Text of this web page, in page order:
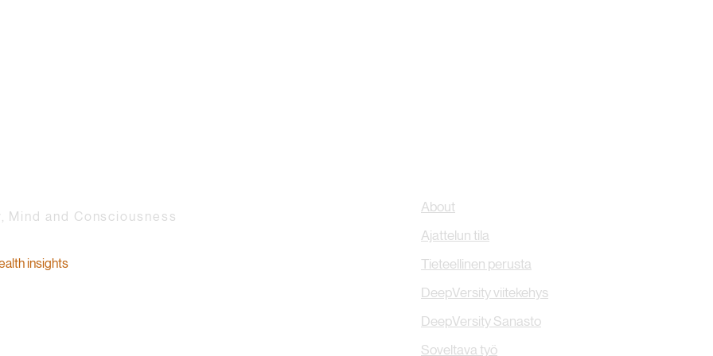
and Consciousness
insights
About
Ajattelun tila
Tieteellinen perusta
DeepVersity viitekehys
DeepVersity Sanasto
Soveltava työ